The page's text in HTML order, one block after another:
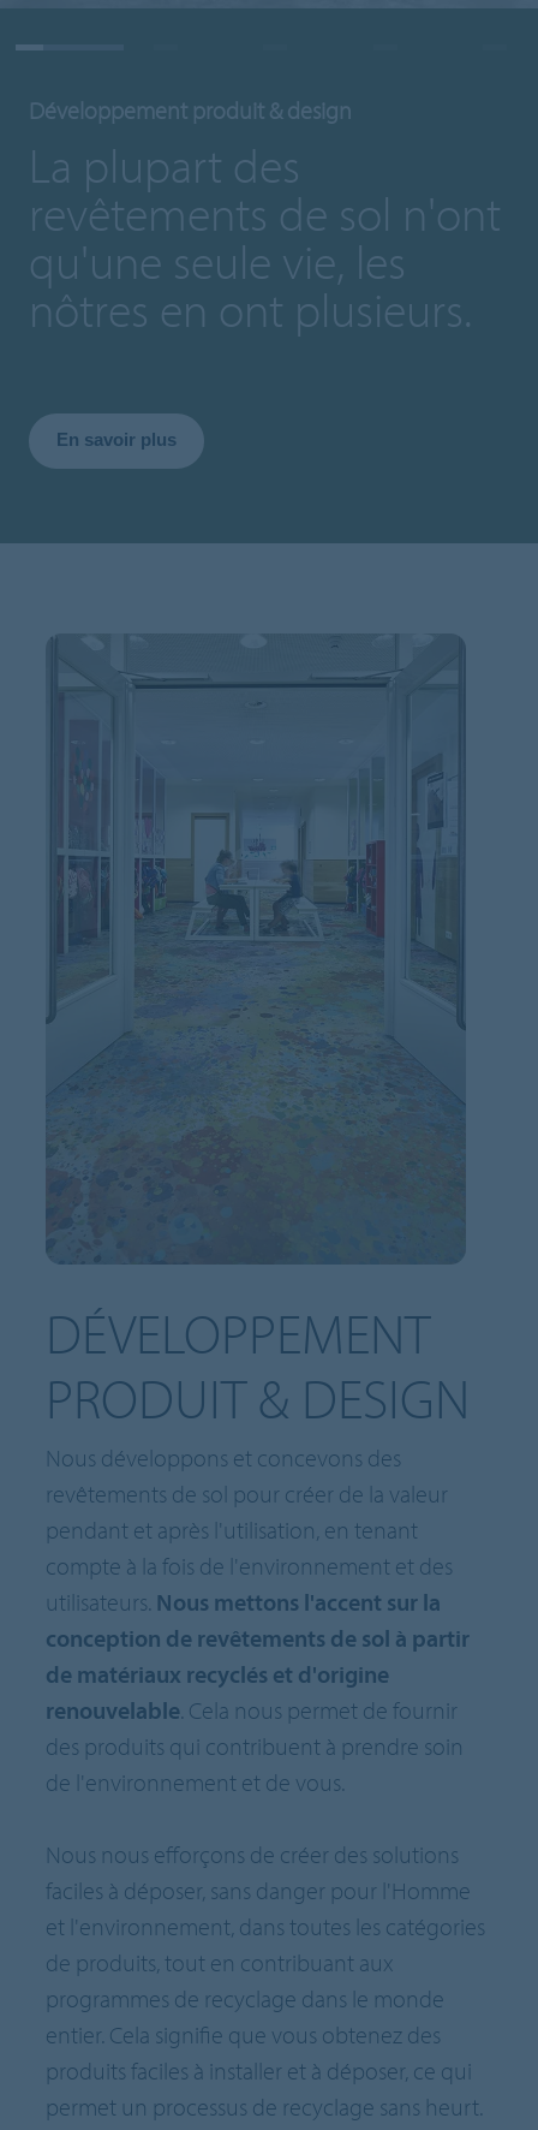
Développement produit & design
La plupart des
revêtements de sol n'ont
qu'une seule vie, les
nôtres en ont plusieurs.
En savoir plus
DÉVELOPPEMENT
PRODUIT & DESIGN
Nous développons et concevons des
revêtements de sol pour créer de la valeur
pendant et après l'utilisation, en tenant
compte à la fois de l'environnement et des
utilisateurs. Nous mettons l'accent sur la
conception de revêtements de sol à partir
de matériaux recyclés et d'origine
renouvelable. Cela nous permet de fournir
des produits qui contribuent à prendre soin
de l'environnement et de vous.
Nous nous efforçons de créer des solutions
faciles à déposer, sans danger pour l'Homme
et l'environnement, dans toutes les catégories
de produits, tout en contribuant aux
programmes de recyclage dans le monde
entier. Cela signifie que vous obtenez des
produits faciles à installer et à déposer, ce qui
permet un processus de recyclage sans heurt.